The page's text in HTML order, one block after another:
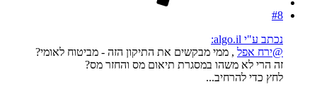
#8
נכתב ע"י algo.il:
@ירח אפל , ממי מבקשים את התיקון הזה - מביטוח לאומי?
זה הרי לא משהו במסגרת תיאום מס והחזר מס?
לחץ כדי להרחיב...